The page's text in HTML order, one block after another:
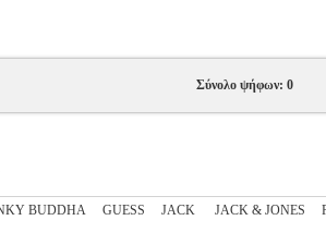
Σύνολο ψήφων: 0
BUDDHA GUESS JACK JACK & JONES